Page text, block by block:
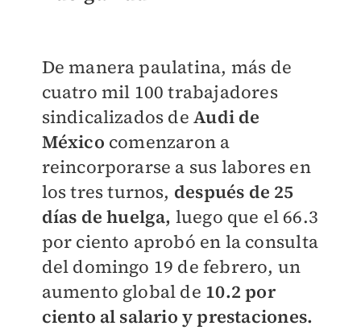
De manera paulatina, más de
cuatro mil 100 trabajadores
sindicalizados deAudi de
México comenzaron a
reincorporarse a sus labores en
los tres turnos, después de 25
días de huelga, luego que el 66.3
por ciento aprobó en la consulta
del domingo 19 de febrero, un
aumento global de 10.2 por
ciento al salario y prestaciones.